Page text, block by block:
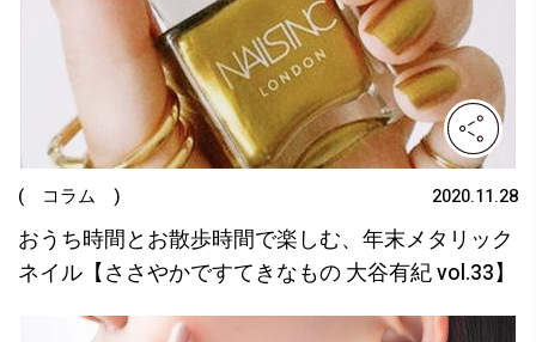
( コラム ) 2020.11.28
おうち時間とお散歩時間で楽しむ、年末メタリック
ネイル【ささやかですてきなもの 大谷有紀 vol.33】